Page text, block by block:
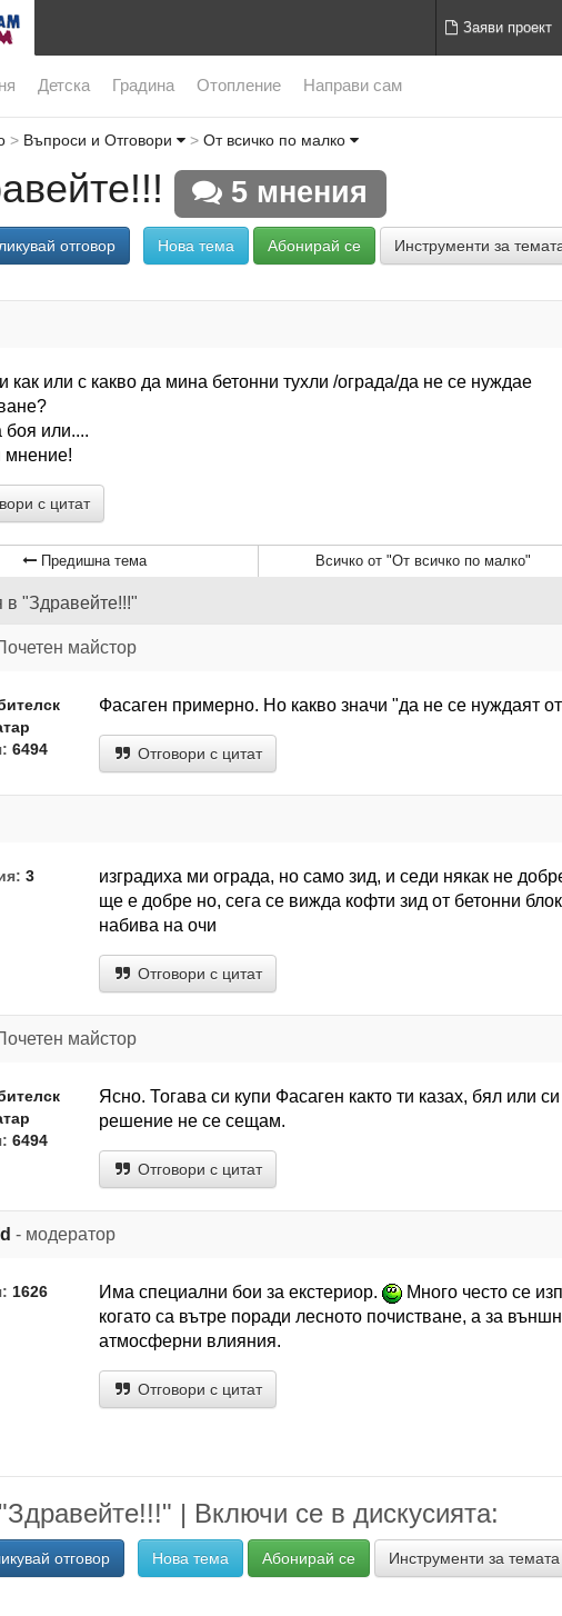
Заяви проект
Детска Градина Отопление Направи сам
Въпроси и Отговори От всичко по малко
5 мнения
отговор Нова тема Абонирай се Инструменти за
как или с какво да мина бетонни тухли /ограда/да не се нуждае
боя или....
мнение!
с цитат
Предишна тема Всичко от "От всичко по малко"
в "Здравейте!!!"
майстор
6494
Фасаген примерно. Но какво значи "да не се нуждаят
Отговори с цитат
3
изградиха ми ограда, но само зид, и седи някак не
ще е добре но, сега се вижда кофти зид от бетонни
набива на очи
Отговори с цитат
майстор
6494
Ясно. Тогава си купи Фасаген както ти казах, бял или
решение не се сещам.
Отговори с цитат
- модератор
1626 Има специални бои за екстериор.
Много често се
когато са вътре поради лесното почистване, а за
атмосферни влияния.
Отговори с цитат
| Включи се в дискусията:
отговор Нова тема Абонирай се Инструменти за